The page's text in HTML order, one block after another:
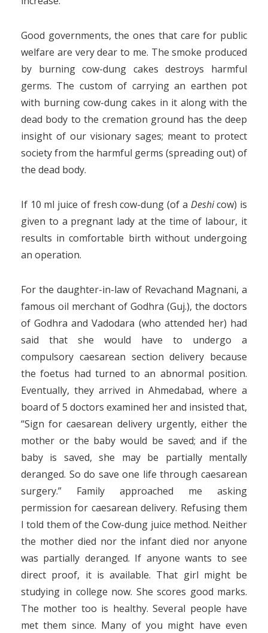
Good governments, the ones that care for public
welfare are very dear to me. The smoke produced
by burning cow-dung cakes destroys harmful
germs. The custom of carrying an earthen pot
with burning cow-dung cakes in it along with the
dead body to the cremation ground has the deep
insight of our visionary sages; meant to protect
society from the harmful germs (spreading out) of
the dead body.
If 10 ml juice of fresh cow-dung (of a Deshicow) is
given to a pregnant lady at the time of labour, it
results in comfortable birth without undergoing
an operation.
For the daughter-in-law of Revachand Magnani, a
famous oil merchant of Godhra (Guj.), the doctors
of Godhra and Vadodara (who attended her) had
said that she would have to undergo a
compulsory caesarean section delivery because
the foetus had turned to an abnormal position.
Eventually, they arrived in Ahmedabad, where a
board of 5 doctors examined her and insisted that,
“Sign for caesarean delivery urgently, either the
mother or the baby would be saved; and if the
baby is saved, she may be partially mentally
deranged. So do save one life through caesarean
surgery.” Family approached me asking
permission for caesarean delivery. Refusing them
I told them of the Cow-dung juice method. Neither
the mother died nor the infant died nor anyone
was partially deranged. If anyone wants to see
direct proof, it is available. That girl might be
studying in college now. She scores good marks.
The mother too is healthy. Several people have
met them since. Many of you might have even